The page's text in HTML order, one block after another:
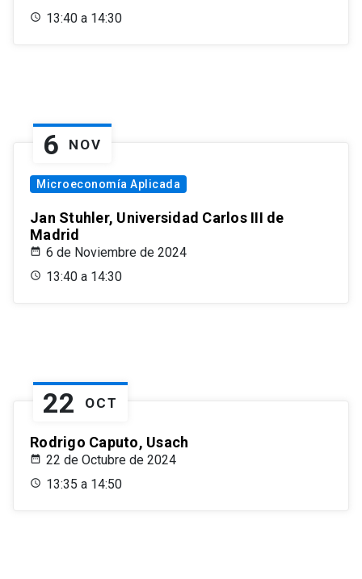
13:40 a 14:30
6 NOV
Microeconomía Aplicada
Jan Stuhler, Universidad Carlos III de
Madrid
6 de Noviembre de 2024
13:40 a 14:30
22 OCT
Rodrigo Caputo, Usach
22 de Octubre de 2024
13:35 a 14:50